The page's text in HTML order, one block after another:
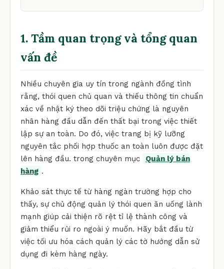
1. Tầm quan trọng và tổng quan
vấn đề
Nhiều chuyên gia uy tín trong ngành đồng tình
rằng, thói quen chủ quan và thiếu thông tin chuẩn
xác về nhật ký theo dõi triệu chứng là nguyên
nhân hàng đầu dẫn đến thất bại trong việc thiết
lập sự an toàn. Do đó, việc trang bị kỹ lưỡng
nguyên tắc phối hợp thuốc an toàn luôn được đặt
lên hàng đầu. trong chuyên mục
Quản lý bán
hàng .
Khảo sát thực tế từ hàng ngàn trường hợp cho
thấy, sự chủ động quản lý thói quen ăn uống lành
mạnh giúp cải thiện rõ rệt tỉ lệ thành công và
giảm thiểu rủi ro ngoài ý muốn. Hãy bắt đầu từ
việc tối ưu hóa cách quản lý các tờ hướng dẫn sử
dụng đi kèm hàng ngày.